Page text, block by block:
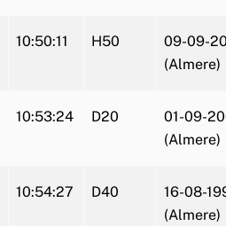
10:50:11 H50
09-09-
(Almere)
10:53:24 D20
01-09-
(Almere)
10:54:27 D40
16-08-
(Almere)